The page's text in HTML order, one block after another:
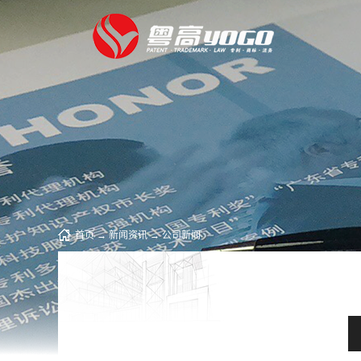
首页 → 新闻资讯 → 公司新闻